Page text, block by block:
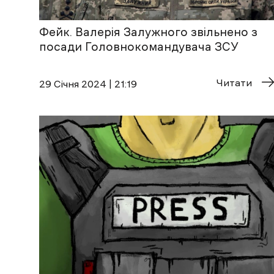
Фейк. Валерія Залужного звільнено з
посади Головнокомандувача ЗСУ
29 Січня 2024 | 21:19 Читати